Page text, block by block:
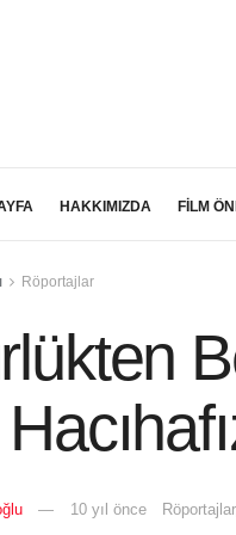
HAKKIMIZDA FİLM
Röportajlar
10 yıl önce Röportajlar,